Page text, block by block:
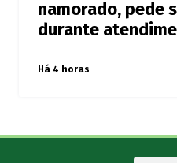
namorado, pede
durante
Há 4 horas